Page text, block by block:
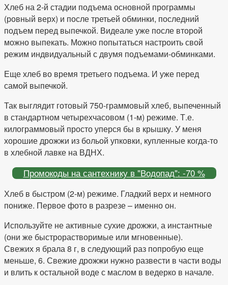
Хлеб на 2-й стадии подъема основной программы
(ровный верх) и после третьей обминки, последний
подъем перед выпечкой. Видеале уже после второй
можно выпекать. Можно попытаться настроить свой
режим индвидуальный с двумя подъемами-обминками.
Еще хлеб во время третьего подъема. И уже перед
самой выпечкой.
Так выглядит готовый 750-граммовый хлеб, выпеченный
в стандартном четырехчасовом (1-м) режиме. Т.е.
килограммовый просто уперся бы в крышку. У меня
хорошие дрожжи из больой упковки, купленные когда-то
в хлебной лавке на ВДНХ.
Промокоды на сантехнику в "Водопад": -70 %
Хлеб в быстром (2-м) режиме. Гладкий верх и немного
пониже. Первое фото в разрезе – именно он.
Используйте не активные сухие дрожжи, а инстантные
(они же быстрорастворимые или мгновенные).
Свежих я брала 8 г, в следующий раз попробую еще
меньше, 6. Свежие дрожжи нужно развести в части воды
и влить к остальной воде с маслом в ведерко в начале.